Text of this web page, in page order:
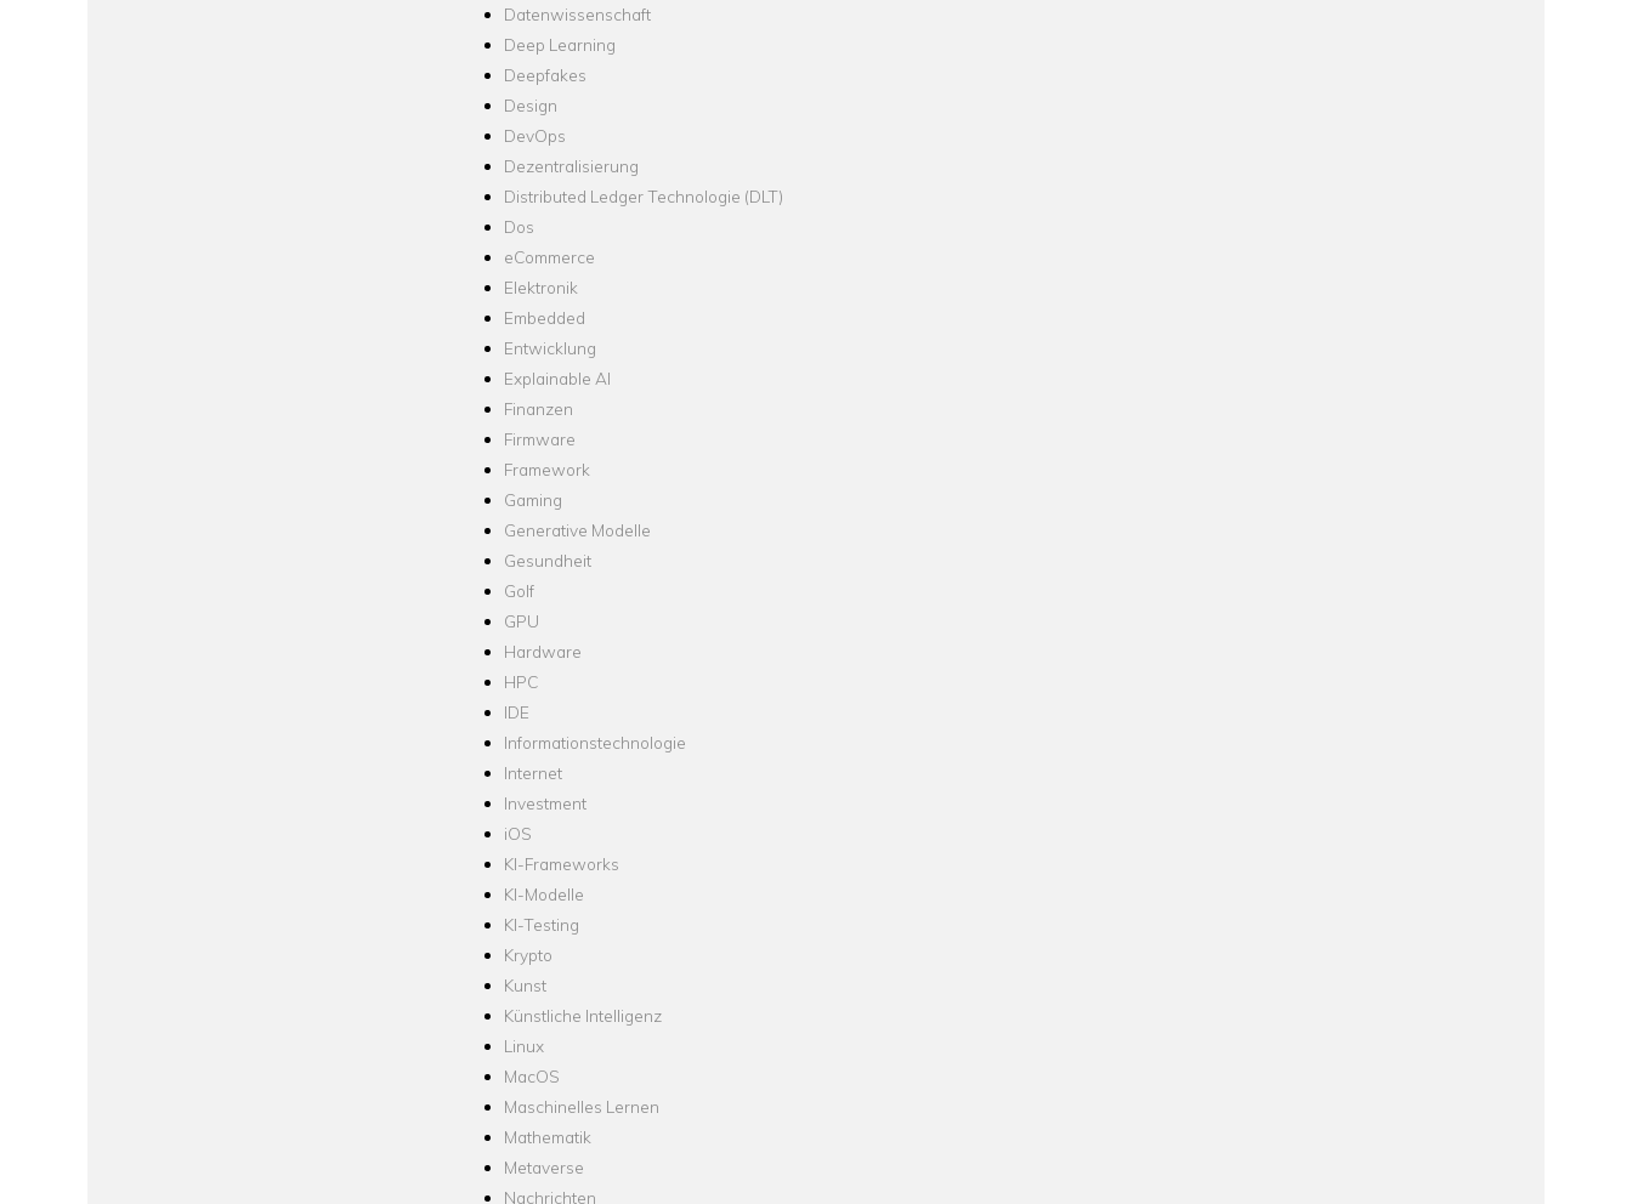
Datenwissenschaft
Deep Learning
Deepfakes
Design
DevOps
Dezentralisierung
Distributed Ledger Technologie (DLT)
Dos
eCommerce
Elektronik
Embedded
Entwicklung
Explainable AI
Finanzen
Firmware
Framework
Gaming
Generative Modelle
Gesundheit
Golf
GPU
Hardware
HPC
IDE
Informationstechnologie
Internet
Investment
iOS
KI-Frameworks
KI-Modelle
KI-Testing
Krypto
Kunst
Künstliche Intelligenz
Linux
MacOS
Maschinelles Lernen
Mathematik
Metaverse
Nachrichten